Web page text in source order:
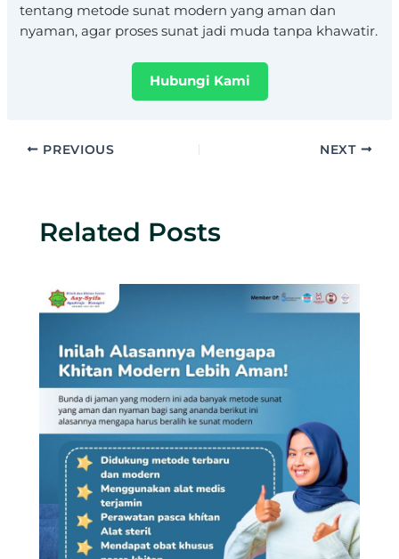
tentang metode sunat modern yang aman dan
nyaman, agar proses sunat jadi muda tanpa khawatir.
Hubungi Kami
PREVIOUS NEXT
Related Posts